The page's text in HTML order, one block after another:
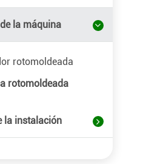
la máquina
rotomoldeada
rotomoldeada
la instalación